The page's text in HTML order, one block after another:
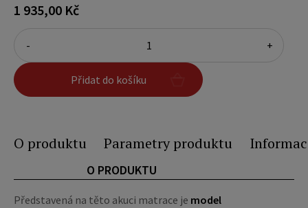
1 935,00 Kč
- +
Přidat do košíku
O produktu Parametry produktu
O PRODUKTU
Představená na těto akuci matrace je model